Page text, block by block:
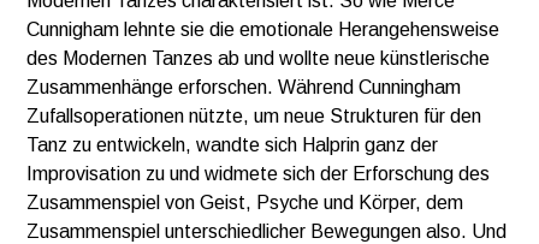
Cunnigham lehnte sie die emotionale Herangehensweise
des Modernen Tanzes ab und wollte neue künstlerische
Zusammenhänge erforschen. Während Cunningham
Zufallsoperationen nützte, um neue Strukturen für den
Tanz zu entwickeln, wandte sich Halprin ganz der
Improvisation zu und widmete sich der Erforschung des
Zusammenspiel von Geist, Psyche und Körper, dem
Zusammenspiel unterschiedlicher Bewegungen also. Und